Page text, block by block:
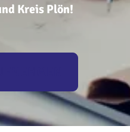
Kreis Plön!